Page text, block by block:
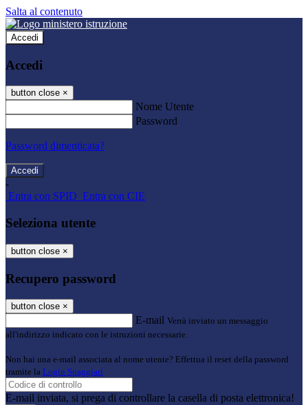
Salta al contenuto
Accedi
Accedi
button close ×
Nome Utente
Password
Password dimenticata?
-
Entra con SPID Entra con CIE
Seleziona utente
button close ×
Recupero password
button close ×
E-mail Verrà inviato un messaggio
all'indirizzo indicato con le istruzioni necessarie.
Non hai una e-mail associata al nome utente? Effettua il reset della password
tramite la Login Spaggiari
E-mail inviata, si prega di controllare la casella di posta elettronica!